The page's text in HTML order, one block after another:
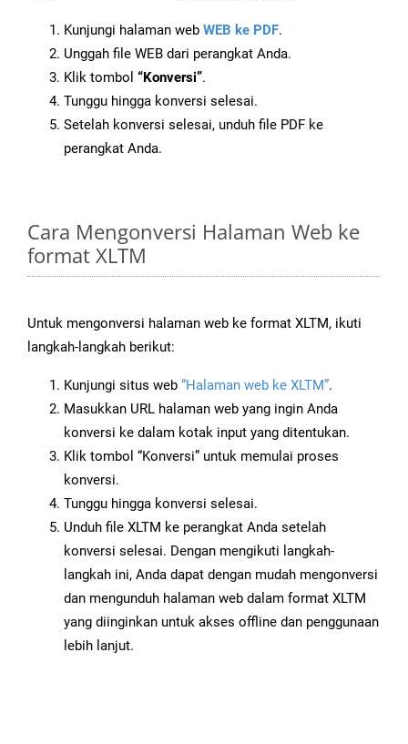
Kunjungi halaman web WEB ke PDF.
Unggah file WEB dari perangkat Anda.
Klik tombol “Konversi”.
Tunggu hingga konversi selesai.
Setelah konversi selesai, unduh file PDF ke
perangkat Anda.
Cara Mengonversi Halaman Web ke
format XLTM
Untuk mengonversi halaman web ke format XLTM, ikuti
langkah-langkah berikut:
Kunjungi situs web “Halaman web ke XLTM”.
Masukkan URL halaman web yang ingin Anda
konversi ke dalam kotak input yang ditentukan.
Klik tombol “Konversi” untuk memulai proses
konversi.
Tunggu hingga konversi selesai.
Unduh file XLTM ke perangkat Anda setelah
konversi selesai. Dengan mengikuti langkah-
langkah ini, Anda dapat dengan mudah mengonversi
dan mengunduh halaman web dalam format XLTM
yang diinginkan untuk akses offline dan penggunaan
lebih lanjut.